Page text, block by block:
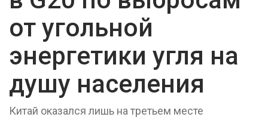
от угольной
энергетики угля на
душу населения
Китай оказался лишь на третьем месте